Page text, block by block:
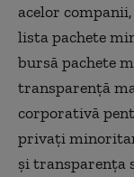
acelor
lista pachete
bursă pachete
transparență
corporativă
privați
și transparența